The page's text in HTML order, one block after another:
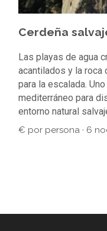
Cerdeña
Las playas de agua
acantilados y la roca
para la escalada.
mediterráneo para
entorno natural
€ por persona · 6